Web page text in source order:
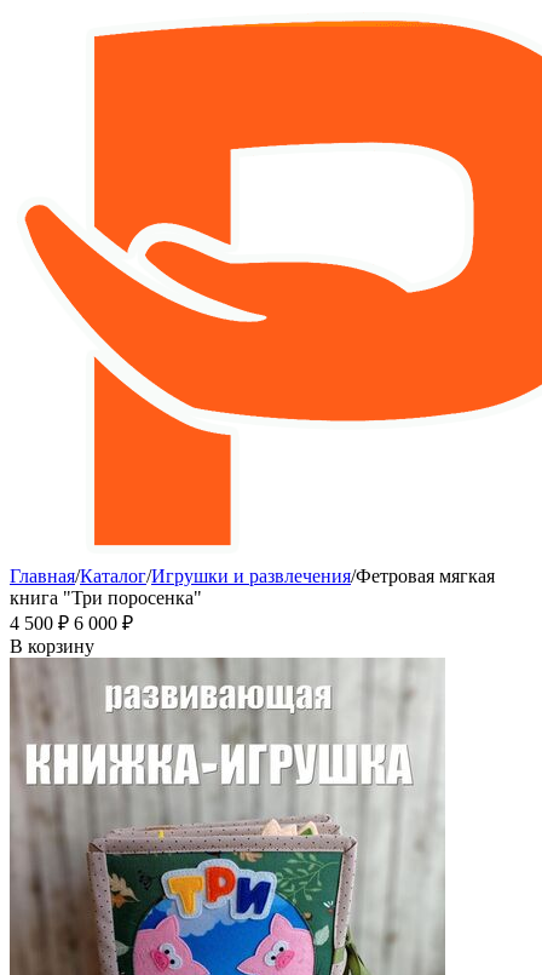
Главная/Каталог/Игрушки и развлечения/Фетровая мягкая
книга "Три поросенка"
4 500 ₽ 6 000 ₽
В корзину